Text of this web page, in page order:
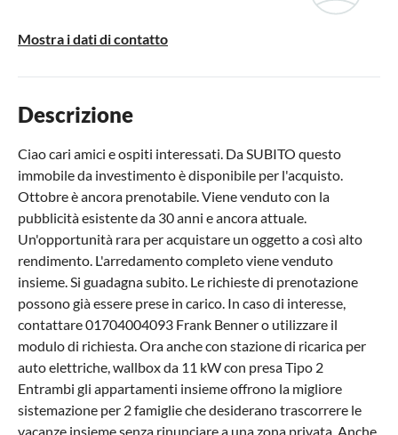
Mostra i dati di contatto
Descrizione
Ciao cari amici e ospiti interessati. Da SUBITO questo
immobile da investimento è disponibile per l'acquisto.
Ottobre è ancora prenotabile. Viene venduto con la
pubblicità esistente da 30 anni e ancora attuale.
Un'opportunità rara per acquistare un oggetto a così alto
rendimento. L'arredamento completo viene venduto
insieme. Si guadagna subito. Le richieste di prenotazione
possono già essere prese in carico. In caso di interesse,
contattare 01704004093 Frank Benner o utilizzare il
modulo di richiesta. Ora anche con stazione di ricarica per
auto elettriche, wallbox da 11 kW con presa Tipo 2
Entrambi gli appartamenti insieme offrono la migliore
sistemazione per 2 famiglie che desiderano trascorrere le
vacanze insieme senza rinunciare a una zona privata. Anche